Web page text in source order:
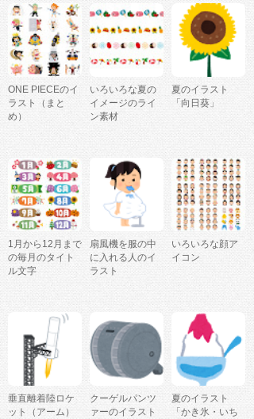
ONE PIECEのイ
ラスト（まと
め）
いろいろな夏の
イメージのライ
ン素材
夏のイラスト
「向日葵」
1月から12月まで
の毎月のタイト
ル文字
扇風機を服の中
に入れる人のイ
ラスト
いろいろな顔ア
イコン
垂直離着陸ロケ
ット（アーム）
クーゲルパンツ
ァーのイラスト
夏のイラスト
「かき氷・いち